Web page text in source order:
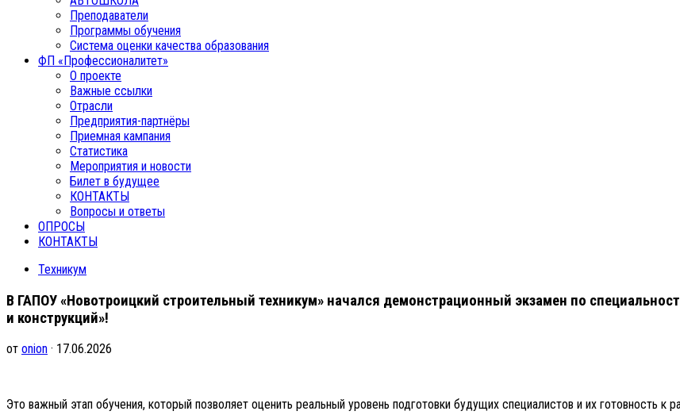
Преподаватели
Программы обучения
Система оценки качества образования
ФП «Профессионалитет»
О проекте
Важные ссылки
Отрасли
Предприятия-партнёры
Приемная кампания
Статистика
Мероприятия и новости
Билет в будущее
КОНТАКТЫ
Вопросы и ответы
ОПРОСЫ
КОНТАКТЫ
Техникум
В ГАПОУ «Новотроицкий строительный техникум» начался демонстрационный экзамен по
и конструкций»!
от onion · 17.06.2026
Это важный этап обучения, который позволяет оценить реальный уровень подготовки будущих специалистов и их готовность к